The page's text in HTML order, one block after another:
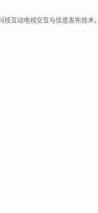
互动电视交互与信息发布技术